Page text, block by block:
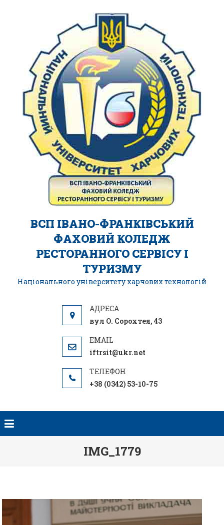
ВСП ІВАНО-ФРАНКІВСЬКИЙ
ФАХОВИЙ КОЛЕДЖ
РЕСТОРАННОГО СЕРВІСУ І
ТУРИЗМУ
Національного університету харчових технологій
вул О. Сорохтея, 43
iftrsit@ukr.net
+38 (0342) 53-10-75
IMG_1779